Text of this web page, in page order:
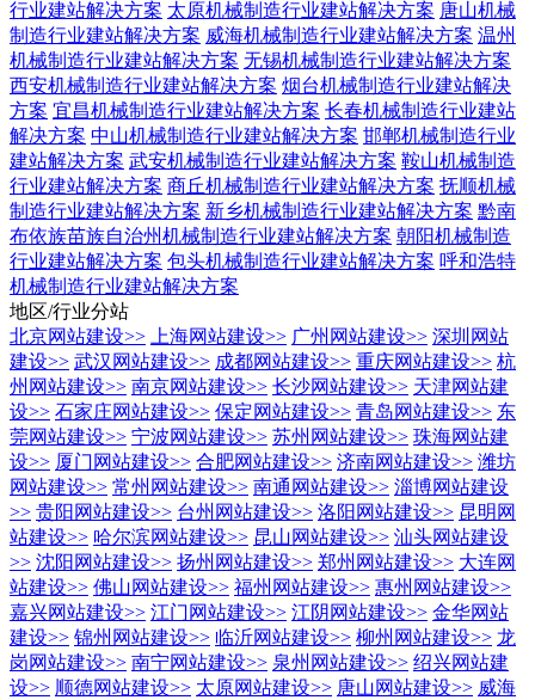
行业建站解决方案 太原机械制造行业建站解决方案 唐山机械
制造行业建站解决方案 威海机械制造行业建站解决方案 温州
机械制造行业建站解决方案 无锡机械制造行业建站解决方案
西安机械制造行业建站解决方案 烟台机械制造行业建站解决
方案 宜昌机械制造行业建站解决方案 长春机械制造行业建站
解决方案 中山机械制造行业建站解决方案 邯郸机械制造行业
建站解决方案 武安机械制造行业建站解决方案 鞍山机械制造
行业建站解决方案 商丘机械制造行业建站解决方案 抚顺机械
制造行业建站解决方案 新乡机械制造行业建站解决方案 黔南
布依族苗族自治州机械制造行业建站解决方案 朝阳机械制造
行业建站解决方案 包头机械制造行业建站解决方案 呼和浩特
机械制造行业建站解决方案
地区/行业分站
北京网站建设>> 上海网站建设>> 广州网站建设>> 深圳网站
建设>> 武汉网站建设>> 成都网站建设>> 重庆网站建设>> 杭
州网站建设>> 南京网站建设>> 长沙网站建设>> 天津网站建
设>> 石家庄网站建设>> 保定网站建设>> 青岛网站建设>> 东
莞网站建设>> 宁波网站建设>> 苏州网站建设>> 珠海网站建
设>> 厦门网站建设>> 合肥网站建设>> 济南网站建设>> 潍坊
网站建设>> 常州网站建设>> 南通网站建设>> 淄博网站建设
>> 贵阳网站建设>> 台州网站建设>> 洛阳网站建设>> 昆明网
站建设>> 哈尔滨网站建设>> 昆山网站建设>> 汕头网站建设
>> 沈阳网站建设>> 扬州网站建设>> 郑州网站建设>> 大连网
站建设>> 佛山网站建设>> 福州网站建设>> 惠州网站建设>>
嘉兴网站建设>> 江门网站建设>> 江阴网站建设>> 金华网站
建设>> 锦州网站建设>> 临沂网站建设>> 柳州网站建设>> 龙
岗网站建设>> 南宁网站建设>> 泉州网站建设>> 绍兴网站建
设>> 顺德网站建设>> 太原网站建设>> 唐山网站建设>> 威海